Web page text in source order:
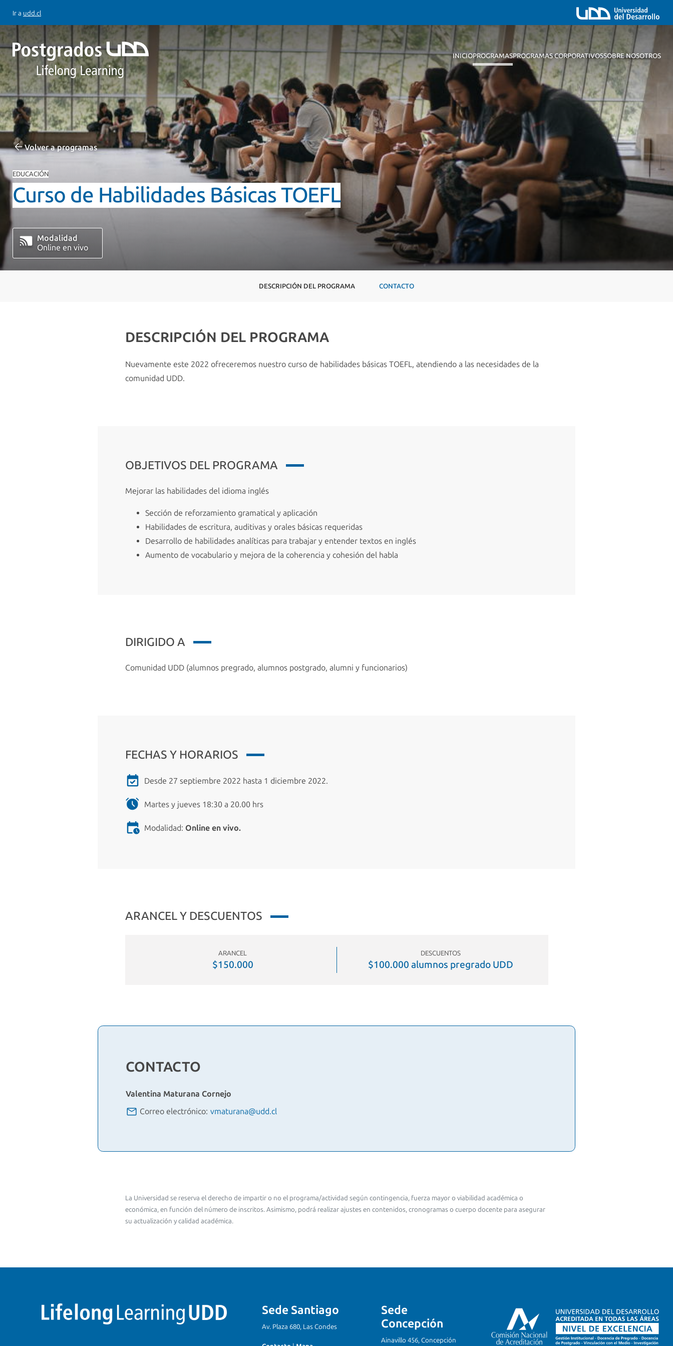
Ir a udd.cl
INICIOPROGRAMASPROGRAMAS CORPORATIVOSSOBRE NOSOTROS
Volver a programas
EDUCACIÓN
Curso de Habilidades Básicas TOEFL
Modalidad
Online en vivo
DESCRIPCIÓN DEL PROGRAMA CONTACTO
DESCRIPCIÓN DEL PROGRAMA
Nuevamente este 2022 ofreceremos nuestro curso de habilidades básicas TOEFL, atendiendo a las necesidades de la
comunidad UDD.
OBJETIVOS DEL PROGRAMA
Mejorar las habilidades del idioma inglés
Sección de reforzamiento gramatical y aplicación
Habilidades de escritura, auditivas y orales básicas requeridas
Desarrollo de habilidades analíticas para trabajar y entender textos en inglés
Aumento de vocabulario y mejora de la coherencia y cohesión del habla
DIRIGIDO A
Comunidad UDD (alumnos pregrado, alumnos postgrado, alumni y funcionarios)
FECHAS Y HORARIOS
Desde 27 septiembre 2022 hasta 1 diciembre 2022.
Martes y jueves 18:30 a 20.00 hrs
Modalidad: Online en vivo.
ARANCEL Y DESCUENTOS
ARANCEL
$150.000
DESCUENTOS
$100.000 alumnos pregrado UDD
CONTACTO
Valentina Maturana Cornejo
Correo electrónico: vmaturana@udd.cl
La Universidad se reserva el derecho de impartir o no el programa/actividad según contingencia, fuerza mayor o viabilidad académica o
económica, en función del número de inscritos. Asimismo, podrá realizar ajustes en contenidos, cronogramas o cuerpo docente para asegurar
su actualización y calidad académica.
Sede Santiago
Av. Plaza 680, Las Condes
Sede
Concepción
Ainavillo 456, Concepción